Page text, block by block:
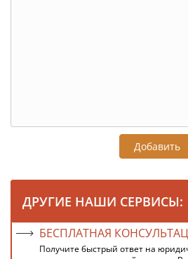
Добавить
ДРУГИЕ НАШИ СЕРВИСЫ:
БЕСПЛАТНАЯ
Получите быстрый ответ на